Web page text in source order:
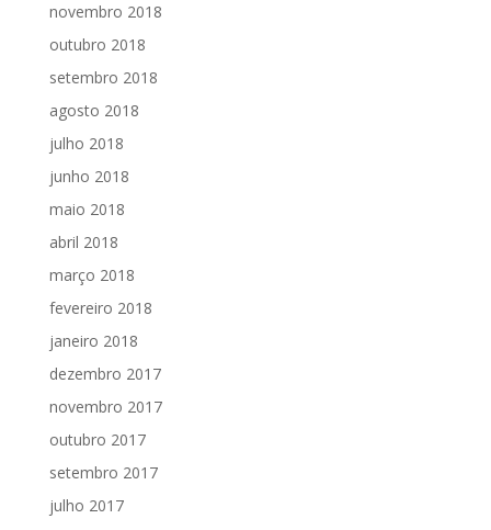
novembro 2018
outubro 2018
setembro 2018
agosto 2018
julho 2018
junho 2018
maio 2018
abril 2018
março 2018
fevereiro 2018
janeiro 2018
dezembro 2017
novembro 2017
outubro 2017
setembro 2017
julho 2017